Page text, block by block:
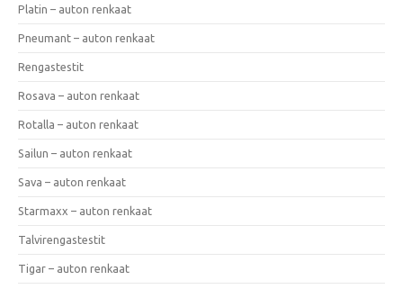
Platin – auton renkaat
Pneumant – auton renkaat
Rengastestit
Rosava – auton renkaat
Rotalla – auton renkaat
Sailun – auton renkaat
Sava – auton renkaat
Starmaxx – auton renkaat
Talvirengastestit
Tigar – auton renkaat